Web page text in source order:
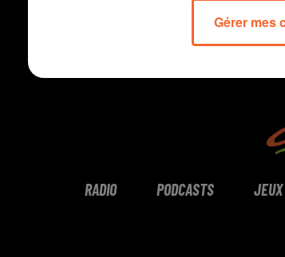
RADIO PODCASTS JEUX
Gérer mes